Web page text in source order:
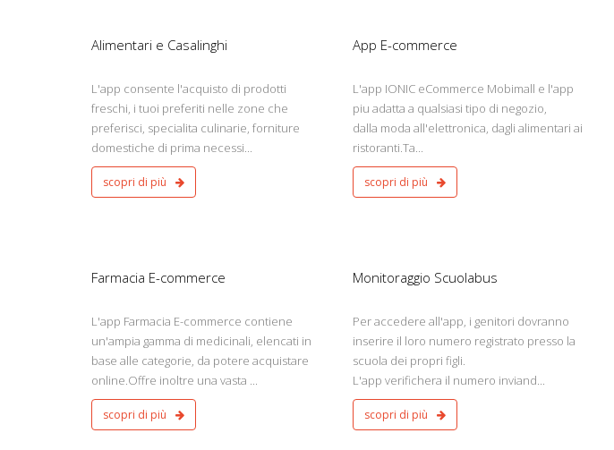
Alimentari e Casalinghi
L'app consente l'acquisto di prodotti
freschi, i tuoi preferiti nelle zone che
preferisci, specialita culinarie, forniture
domestiche di prima necessi...
scopri di più
App E-commerce
L'app IONIC eCommerce Mobimall e l'app
piu adatta a qualsiasi tipo di negozio,
dalla moda all'elettronica, dagli alimentari ai
ristoranti.Ta...
scopri di più
Farmacia E-commerce
L'app Farmacia E-commerce contiene
un'ampia gamma di medicinali, elencati in
base alle categorie, da potere acquistare
online.Offre inoltre una vasta ...
scopri di più
Monitoraggio Scuolabus
Per accedere all'app, i genitori dovranno
inserire il loro numero registrato presso la
scuola dei propri figli.
L'app verifichera il numero inviand...
scopri di più